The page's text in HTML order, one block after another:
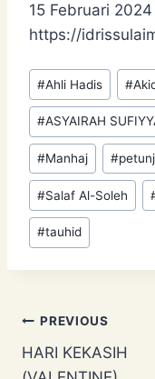
15 Februari 2024
https://
Post
Tags:
#Ahli Hadis #
#ASYAIRAH
#Manhaj #
#Salaf Al-Soleh
#tauhid
Post
navigation
PREVIOUS
HARI KEKASIH